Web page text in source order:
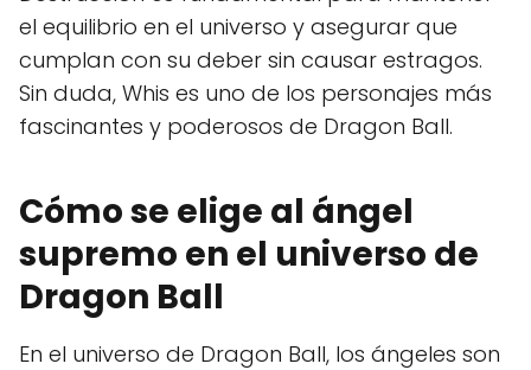
el equilibrio en el universo y asegurar que
cumplan con su deber sin causar estragos.
Sin duda, Whis es uno de los personajes más
fascinantes y poderosos de Dragon Ball.
Cómo se elige al ángel
supremo en el universo de
Dragon Ball
En el universo de Dragon Ball, los ángeles son